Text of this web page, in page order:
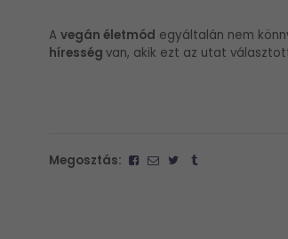
A vegán életmód egyáltalán nem
híresség van, akik ezt az utat
Megosztás: